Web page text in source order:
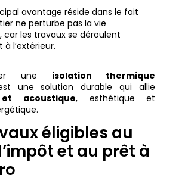
avantage réside dans le fait
ne perturbe pas la vie
car les travaux se déroulent
l’extérieur.
une isolation thermique
une solution durable qui allie
acoustique, esthétique et
éligibles au
et au prêt à